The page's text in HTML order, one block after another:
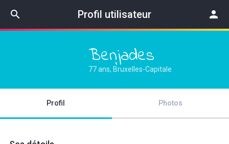
search Profil utilisateur person
Benjades
77 ans, Bruxelles-Capitale
Profil Photos